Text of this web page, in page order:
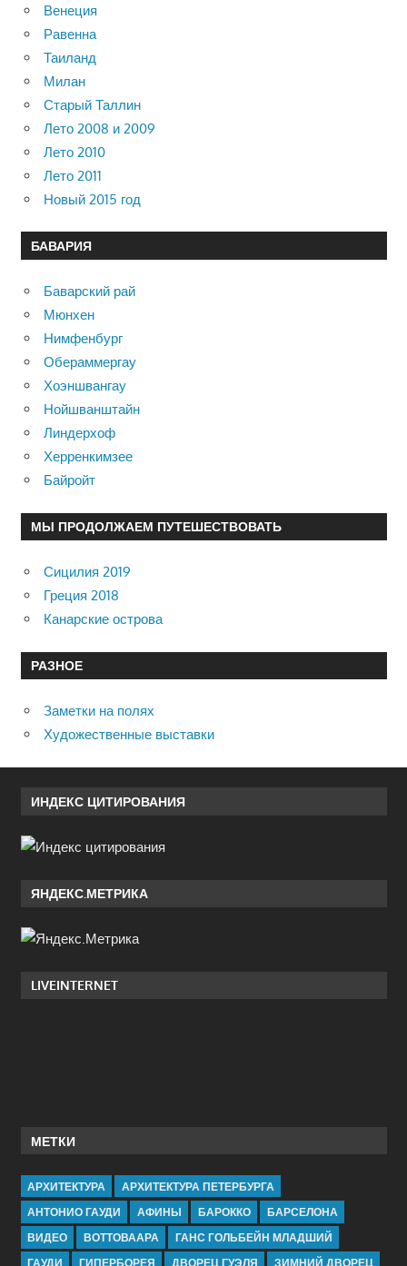
Венеция
Равенна
Таиланд
Милан
Старый Таллин
Лето 2008 и 2009
Лето 2010
Лето 2011
Новый 2015 год
БАВАРИЯ
Баварский рай
Мюнхен
Нимфенбург
Обераммергау
Хоэншвангау
Нойшванштайн
Линдерхоф
Херренкимзее
Байройт
МЫ ПРОДОЛЖАЕМ ПУТЕШЕСТВОВАТЬ
Сицилия 2019
Греция 2018
Канарские острова
РАЗНОЕ
Заметки на полях
Художественные выставки
ИНДЕКС ЦИТИРОВАНИЯ
ЯНДЕКС.МЕТРИКА
LIVEINTERNET
МЕТКИ
АРХИТЕКТУРА
АРХИТЕКТУРА ПЕТЕРБУРГА
АНТОНИО ГАУДИ
АФИНЫ БАРОККО
БАРСЕЛОНА
ВИДЕО
ВОТТОВААРА
ГАНС ГОЛЬБЕЙН МЛАДШИЙ
ГАУДИ
ГИПЕРБОРЕЯ ДВОРЕЦ ГУЭЛЯ ЗИМНИЙ ДВОРЕЦ